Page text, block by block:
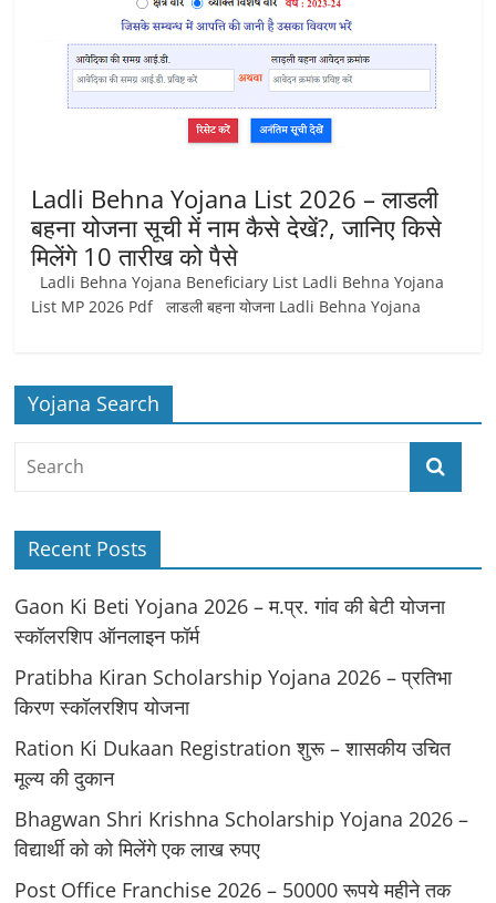
Ladli Behna Yojana List 2026 – लाडली
बहना योजना सूची में नाम कैसे देखें?, जानिए किसे
मिलेंगे 10 तारीख को पैसे
Ladli Behna Yojana Beneficiary List Ladli Behna Yojana
List MP 2026 Pdf लाडली बहना योजना Ladli Behna Yojana
Yojana Search
Recent Posts
Gaon Ki Beti Yojana 2026 – म.प्र. गांव की बेटी योजना
स्कॉलरशिप ऑनलाइन फॉर्म
Pratibha Kiran Scholarship Yojana 2026 – प्रतिभा
किरण स्कॉलरशिप योजना
Ration Ki Dukaan Registration शुरू – शासकीय उचित
मूल्य की दुकान
Bhagwan Shri Krishna Scholarship Yojana 2026 –
विद्यार्थी को को मिलेंगे एक लाख रुपए
Post Office Franchise 2026 – 50000 रूपये महीने तक